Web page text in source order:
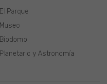
El Parque
Museo
Biodomo
Planetario y Astronomía